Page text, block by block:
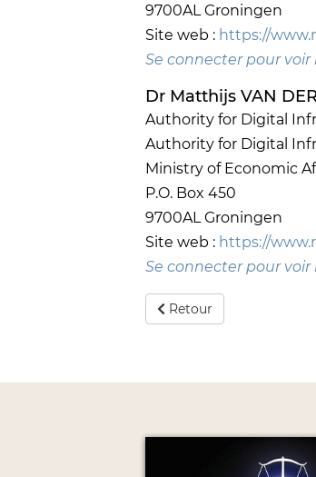
9700AL Groningen
Site web : https://
Se connecter pour
Dr Matthijs VAN
Authority for Digital
Authority for Digital
Ministry of Economic
P.O. Box 450
9700AL Groningen
Site web : https://
Se connecter pour
Retour